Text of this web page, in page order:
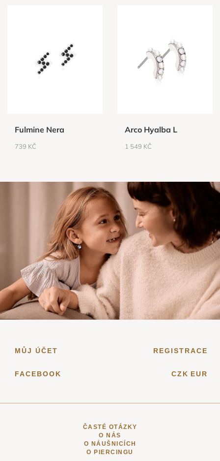
Fulmine Nera
CENA
739 KČ
Arco Hyalba L
CENA
1 549 KČ
MŮJ ÚČET REGISTRACE
FACEBOOK CZK EUR
ČASTÉ OTÁZKY
O NÁS
O NÁUŠNICÍCH
O PIERCINGU